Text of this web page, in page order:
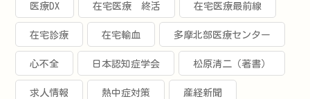
医療DX 在宅医療 終活 在宅医療最前線
在宅診療 在宅輸血 多摩北部医療センター
心不全 日本認知症学会 松原清二（著書）
求人情報 熱中症対策 産経新聞